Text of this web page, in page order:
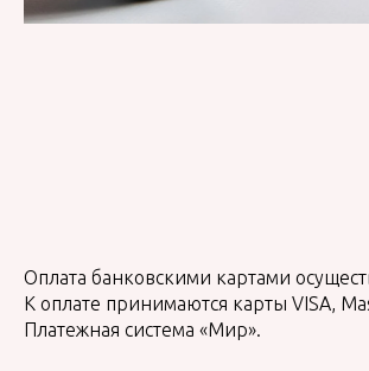
Оплата банковскими картами
К оплате принимаются карты VISA,
Платежная система «Мир».